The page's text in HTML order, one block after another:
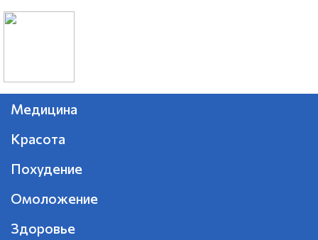
Медицина
Красота
Похудение
Омоложение
Здоровье